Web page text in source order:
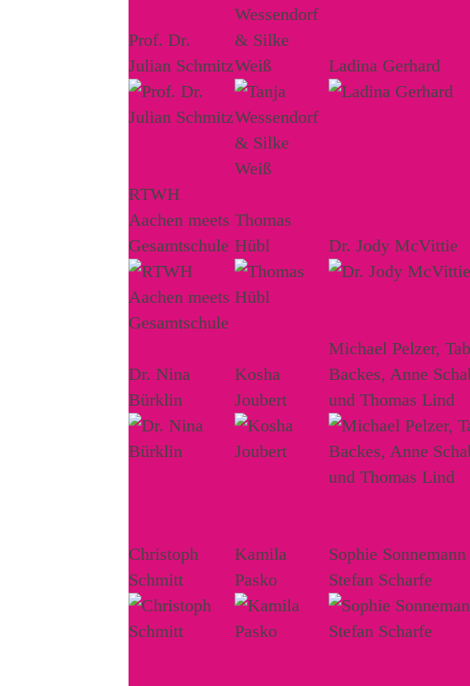
Prof. Dr.
Julian Schmitz
Wessendorf
& Silke
Weiß
Ladina Gerhard
RTWH
Aachen meets
Gesamtschule
Thomas
Hübl
Dr. Jody McVittie
Dr. Nina
Bürklin
Kosha
Joubert
Michael Pelzer,
Backes, Anne
und Thomas Lind
Christoph
Schmitt
Kamila
Pasko
Sophie
Stefan Scharfe